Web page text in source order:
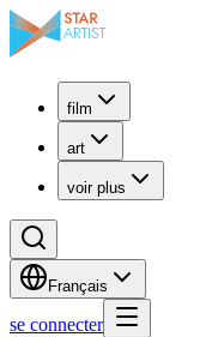
film
art
voir plus
Français
se connecter